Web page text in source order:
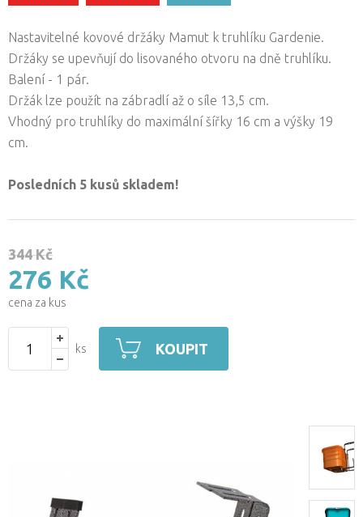
Nastavitelné kovové držáky Mamut k truhlíku Gardenie.
Držáky se upevňují do lisovaného otvoru na dně truhlíku.
Balení - 1 pár.
Držák lze použít na zábradlí až o síle 13,5 cm.
Vhodný pro truhlíky do maximální šířky 16 cm a výšky 19
cm.
Posledních 5 kusů skladem!
344 Kč
276 Kč
cena za kus
ks KOUPIT